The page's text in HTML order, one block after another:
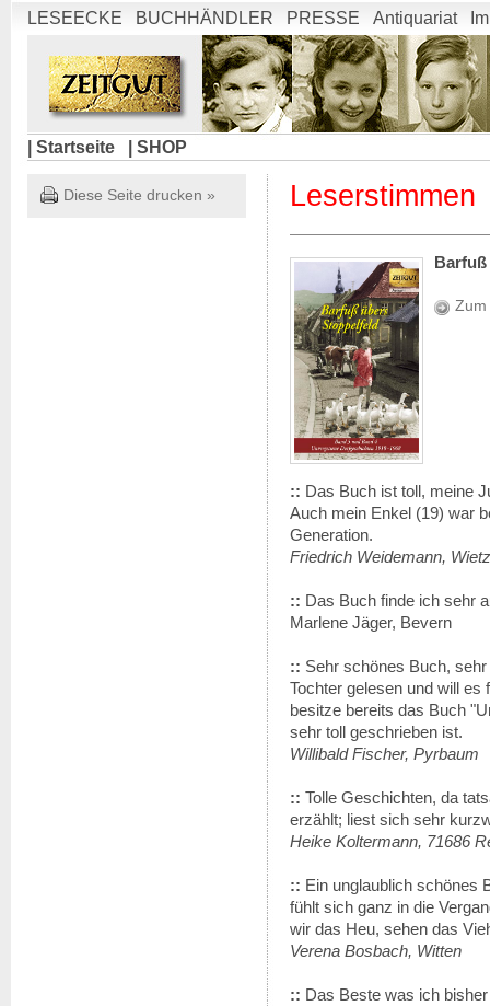
LESEECKE BUCHHÄNDLER PRESSE Antiquariat
| Startseite | SHOP
Diese Seite drucken » Leserstimmen
Zum
:: Das Buch ist toll, meine
Auch mein Enkel (19) war
Generation.
Friedrich Weidemann,
:: Das Buch finde ich sehr
Marlene Jäger, Bevern
:: Sehr schönes Buch,
Tochter gelesen und will es
besitze bereits das Buch
sehr toll geschrieben ist.
Willibald Fischer, Pyrbaum
:: Tolle Geschichten, da
erzählt; liest sich sehr
Heike Koltermann, 71686
:: Ein unglaublich schönes
fühlt sich ganz in die
wir das Heu, sehen das
Verena Bosbach, Witten
:: Das Beste was ich